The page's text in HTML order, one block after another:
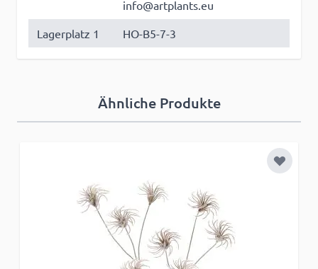
info@artplants.eu
Lagerplatz 1
HO-B5-7-3
Ähnliche Produkte
Zur